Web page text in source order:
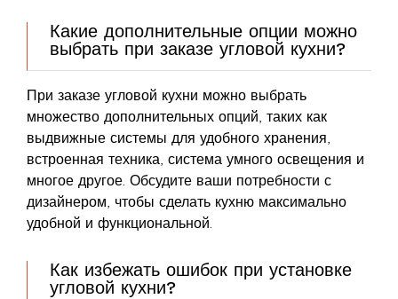
Какие дополнительные опции можно
выбрать при заказе угловой кухни?
При заказе угловой кухни можно выбрать
множество дополнительных опций, таких как
выдвижные системы для удобного хранения,
встроенная техника, система умного освещения и
многое другое. Обсудите ваши потребности с
дизайнером, чтобы сделать кухню максимально
удобной и функциональной.
Как избежать ошибок при установке
угловой кухни?